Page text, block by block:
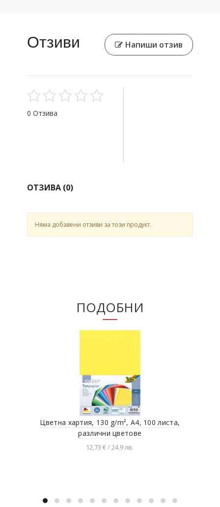
Отзиви Напиши отзив
0 Отзива
ОТЗИВА (0)
Няма добавени отзиви за този продукт.
ПОДОБНИ
Цветна хартия, 130 g/m², A4, 100 листа,
различни цветове
12,73 € / 24.9 лв.